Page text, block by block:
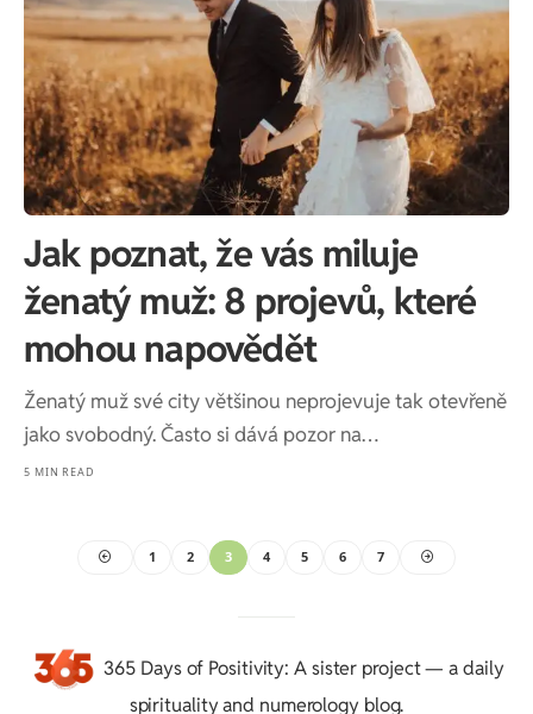
Jak poznat, že vás miluje
ženatý muž: 8 projevů, které
mohou napovědět
Ženatý muž své city většinou neprojevuje tak otevřeně
jako svobodný. Často si dává pozor na…
5 MIN READ
1 2 3 4 5 6 7
365 Days of Positivity: A sister project — a daily
spirituality and numerology blog.